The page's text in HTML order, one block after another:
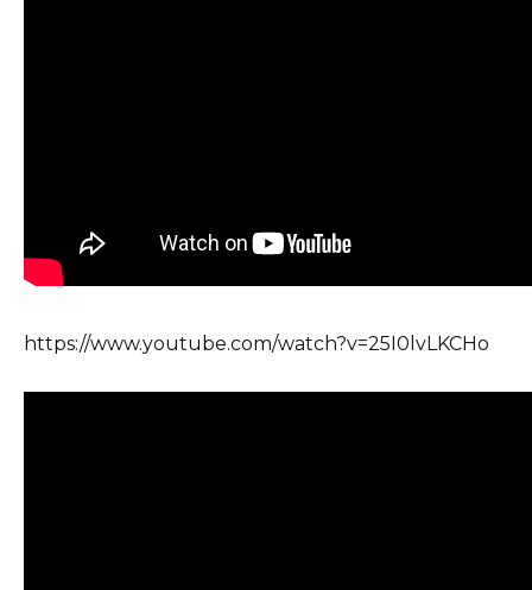
https://www.youtube.com/watch?v=25I0lvLKCHo